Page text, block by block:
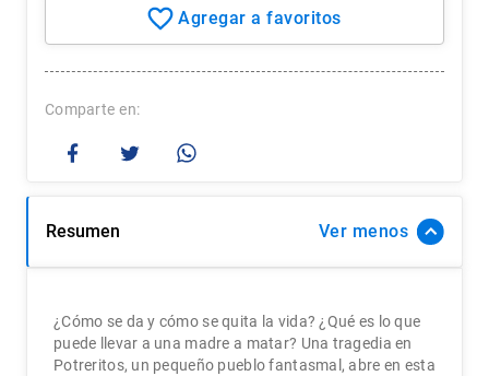
10.
Comparte
Resumen Ver
¿Cómo se da y cómo se quita la vida? ¿Qué es lo que
puede llevar a una madre a matar? Una tragedia en
Potreritos, un pequeño pueblo fantasmal, abre en esta